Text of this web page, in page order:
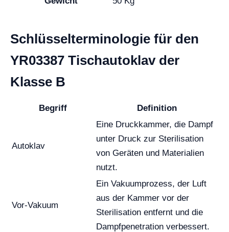
Schlüsselterminologie für den
YR03387 Tischautoklav der
Klasse B
Begriff Definition
Autoklav
Eine Druckkammer, die Dampf
unter Druck zur Sterilisation
von Geräten und Materialien
nutzt.
Vor-Vakuum
Ein Vakuumprozess, der Luft
aus der Kammer vor der
Sterilisation entfernt und die
Dampfpenetration verbessert.